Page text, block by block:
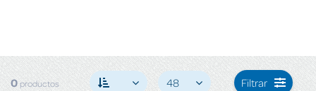
0productos 48 Filtrar